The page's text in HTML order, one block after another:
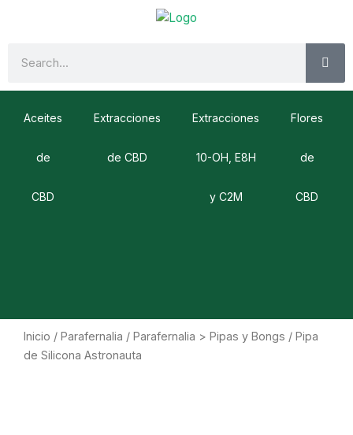
Aceites
de
CBD
Extracciones
de CBD
Extracciones
10-OH, E8H
y C2M
Flores
de
CBD
Inicio / Parafernalia / Parafernalia > Pipas y Bongs / Pipa
de Silicona Astronauta